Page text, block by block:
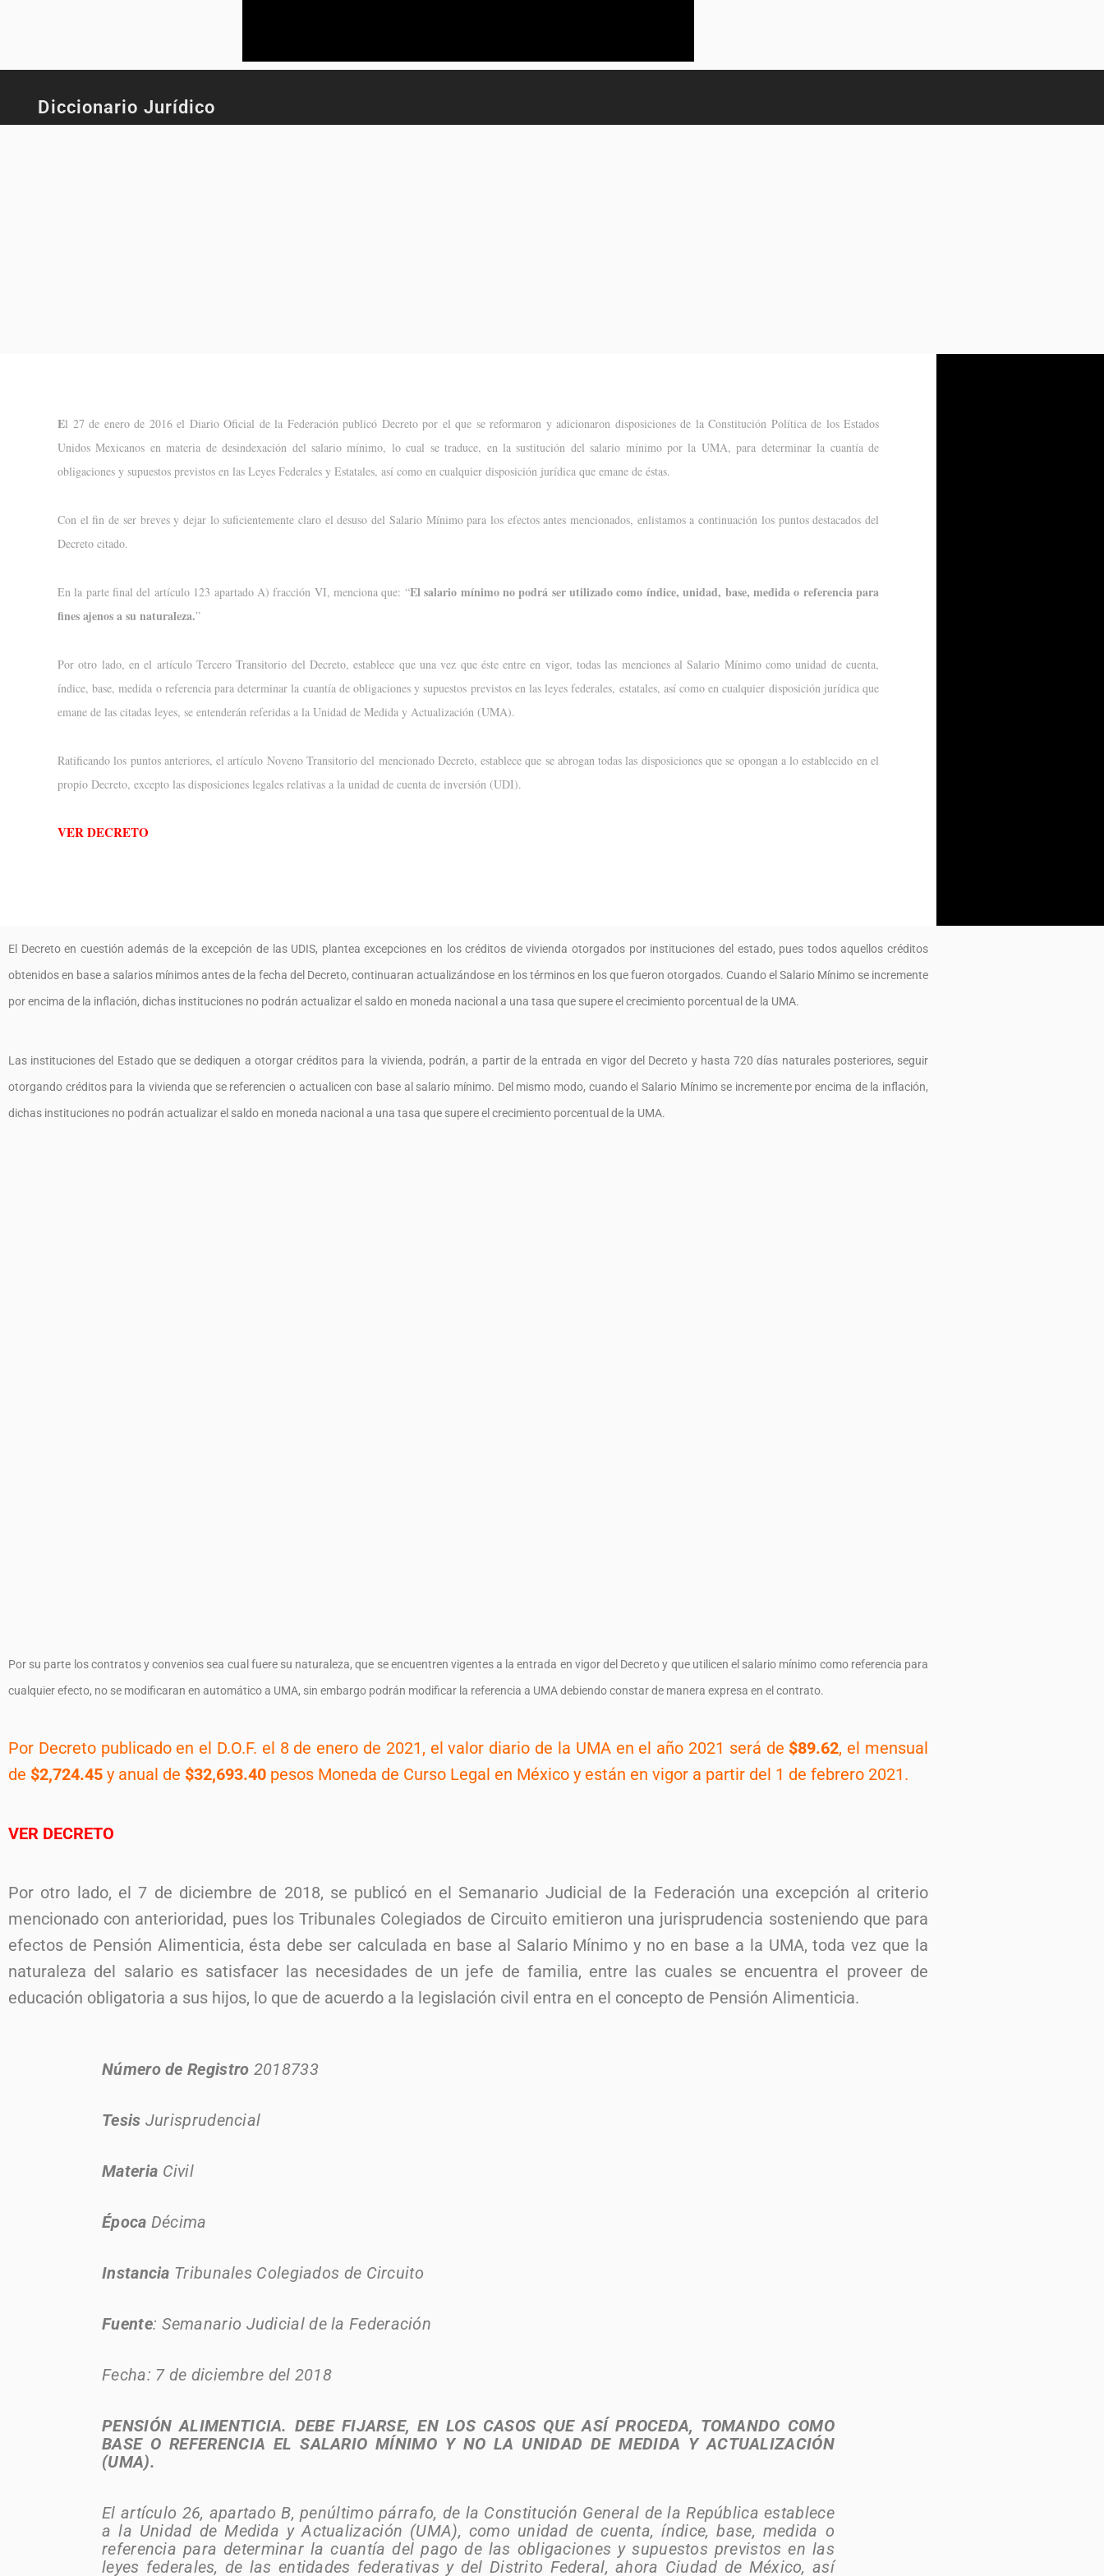
Diccionario Jurídico
El 27 de enero de 2016 el Diario Oficial de la Federación publicó Decreto por el que se reformaron y adicionaron disposiciones de la Constitución Política de los Estados
Unidos Mexicanos en materia de desindexación del salario mínimo, lo cual se traduce, en la sustitución del salario mínimo por la UMA, para determinar la cuantía de
obligaciones y supuestos previstos en las Leyes Federales y Estatales, así como en cualquier disposición jurídica que emane de éstas.
Con el fin de ser breves y dejar lo suficientemente claro el desuso del Salario Mínimo para los efectos antes mencionados, enlistamos a continuación los puntos destacados del
Decreto citado.
En la parte final del artículo 123 apartado A) fracción VI, menciona que: “El salario mínimo no podrá ser utilizado como índice, unidad, base, medida o referencia para
fines ajenos a su naturaleza.”
Por otro lado, en el artículo Tercero Transitorio del Decreto, establece que una vez que éste entre en vigor, todas las menciones al Salario Mínimo como unidad de cuenta,
índice, base, medida o referencia para determinar la cuantía de obligaciones y supuestos previstos en las leyes federales, estatales, así como en cualquier disposición jurídica que
emane de las citadas leyes, se entenderán referidas a la Unidad de Medida y Actualización (UMA).
Ratificando los puntos anteriores, el artículo Noveno Transitorio del mencionado Decreto, establece que se abrogan todas las disposiciones que se opongan a lo establecido en el
propio Decreto, excepto las disposiciones legales relativas a la unidad de cuenta de inversión (UDI).
VER DECRETO
El Decreto en cuestión además de la excepción de las UDIS, plantea excepciones en los créditos de vivienda otorgados por instituciones del estado, pues todos aquellos créditos
obtenidos en base a salarios mínimos antes de la fecha del Decreto, continuaran actualizándose en los términos en los que fueron otorgados. Cuando el Salario Mínimo se incremente
por encima de la inflación, dichas instituciones no podrán actualizar el saldo en moneda nacional a una tasa que supere el crecimiento porcentual de la UMA.
Las instituciones del Estado que se dediquen a otorgar créditos para la vivienda, podrán, a partir de la entrada en vigor del Decreto y hasta 720 días naturales posteriores, seguir
otorgando créditos para la vivienda que se referencien o actualicen con base al salario mínimo. Del mismo modo, cuando el Salario Mínimo se incremente por encima de la inflación,
dichas instituciones no podrán actualizar el saldo en moneda nacional a una tasa que supere el crecimiento porcentual de la UMA.
Por su parte los contratos y convenios sea cual fuere su naturaleza, que se encuentren vigentes a la entrada en vigor del Decreto y que utilicen el salario mínimo como referencia para
cualquier efecto, no se modificaran en automático a UMA, sin embargo podrán modificar la referencia a UMA debiendo constar de manera expresa en el contrato.
Por Decreto publicado en el D.O.F. el 8 de enero de 2021, el valor diario de la UMA en el año 2021 será de $89.62, el mensual
de $2,724.45 y anual de $32,693.40 pesos Moneda de Curso Legal en México y están en vigor a partir del 1 de febrero 2021.
VER DECRETO
Por otro lado, el 7 de diciembre de 2018, se publicó en el Semanario Judicial de la Federación una excepción al criterio
mencionado con anterioridad, pues los Tribunales Colegiados de Circuito emitieron una jurisprudencia sosteniendo que para
efectos de Pensión Alimenticia, ésta debe ser calculada en base al Salario Mínimo y no en base a la UMA, toda vez que la
naturaleza del salario es satisfacer las necesidades de un jefe de familia, entre las cuales se encuentra el proveer de
educación obligatoria a sus hijos, lo que de acuerdo a la legislación civil entra en el concepto de Pensión Alimenticia.
Número de Registro 2018733
Tesis Jurisprudencial
Materia Civil
Época Décima
Instancia Tribunales Colegiados de Circuito
Fuente: Semanario Judicial de la Federación
Fecha: 7 de diciembre del 2018
PENSIÓN ALIMENTICIA. DEBE FIJARSE, EN LOS CASOS QUE ASÍ PROCEDA, TOMANDO COMO
BASE O REFERENCIA EL SALARIO MÍNIMO Y NO LA UNIDAD DE MEDIDA Y ACTUALIZACIÓN
(UMA).
El artículo 26, apartado B, penúltimo párrafo, de la Constitución General de la República establece
a la Unidad de Medida y Actualización (UMA), como unidad de cuenta, índice, base, medida o
referencia para determinar la cuantía del pago de las obligaciones y supuestos previstos en las
leyes federales, de las entidades federativas y del Distrito Federal, ahora Ciudad de México, así